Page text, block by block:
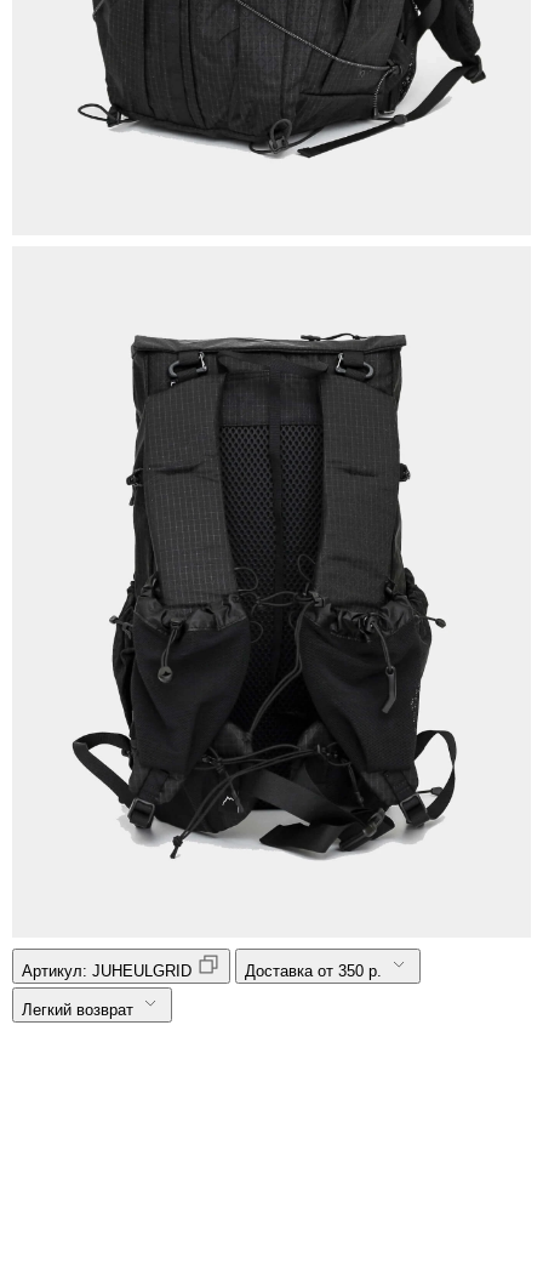
Артикул: JUHEULGRID Доставка от 350 р.
Легкий возврат